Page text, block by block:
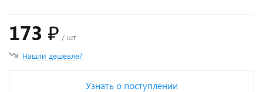
173 ₽ / шт
Нашли дешевле?
Узнать о поступлении